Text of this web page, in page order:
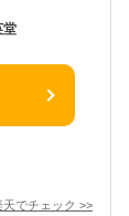
堂
天でチェック >>